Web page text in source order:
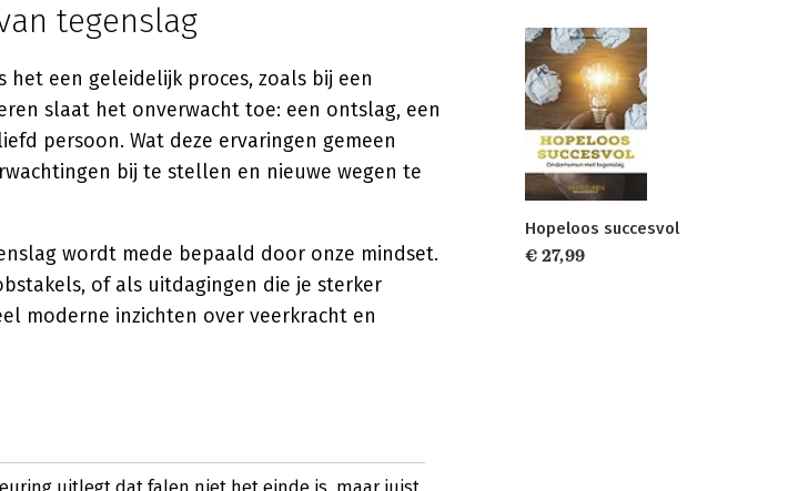
tegenslag
het een geleidelijk proces, zoals bij een
slaat het onverwacht toe: een ontslag, een
persoon. Wat deze ervaringen gemeen
bij te stellen en nieuwe wegen te
wordt mede bepaald door onze mindset.
of als uitdagingen die je sterker
moderne inzichten over veerkracht en
Hopeloos succesvol
€ 27,99